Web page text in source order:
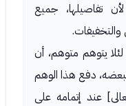
تفاصيلها، جميع
يتوهم متوهم، أن
دفع هذا الوهم
عند إتمامه على